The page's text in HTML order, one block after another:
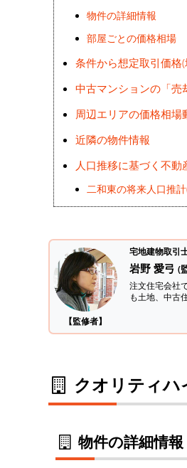
物件の詳細情報
部屋ごとの価格相場
条件から想定取引価格
中古マンションの「売
周辺エリアの価格相場
近隣の物件情報
人口推移に基づく不動
二和東の将来人口推
【監修者】
宅地建物取引
岩野 愛弓 (
注文住宅会社
も土地、中古
クオリティハ
物件の詳細情報